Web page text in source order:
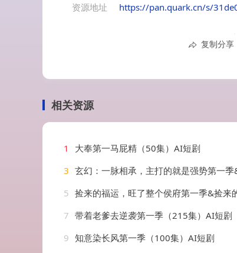
资源地址
https://pan.quark.cn/s/
复制分享
相关资源
1 大奉第一马屁精（50集）AI短剧
3 玄幻：一脉相承，主打的就是强势第一季&玄幻一脉相承主打的就是强势
5 捡来的福运，旺了整个侯府第一季&捡来的福运旺了整个侯府第
7 带着老爹去逆袭第一季（215集）AI短剧
9 知意染长风第一季（100集）AI短剧